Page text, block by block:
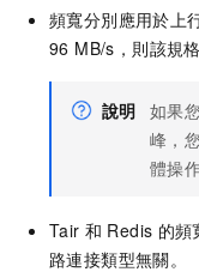
頻寬分別應用於上
96 MB/s，則該規
說明 如果
峰，
體操
Tair 和 Redis 的頻
路連接類型無關。